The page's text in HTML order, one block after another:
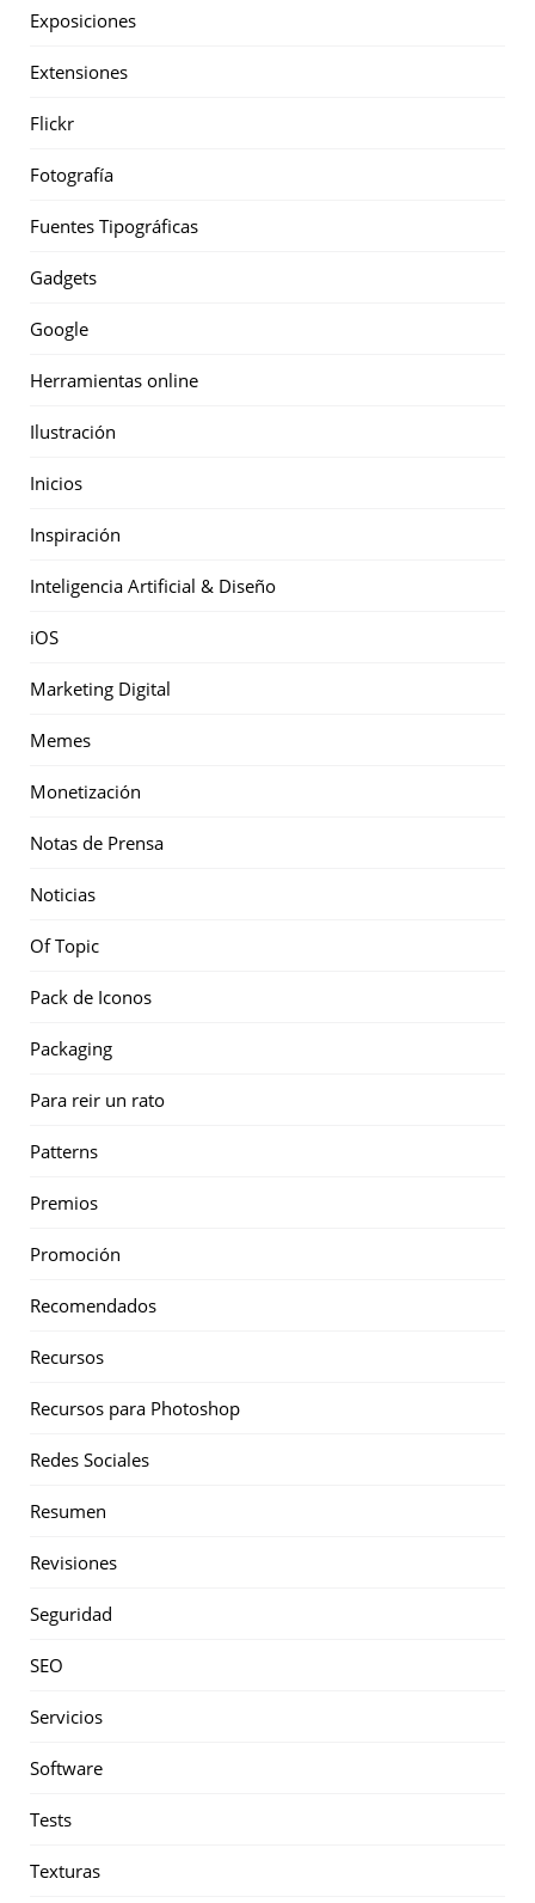
Exposiciones
Extensiones
Flickr
Fotografía
Fuentes Tipográficas
Gadgets
Google
Herramientas online
Ilustración
Inicios
Inspiración
Inteligencia Artificial & Diseño
iOS
Marketing Digital
Memes
Monetización
Notas de Prensa
Noticias
Of Topic
Pack de Iconos
Packaging
Para reir un rato
Patterns
Premios
Promoción
Recomendados
Recursos
Recursos para Photoshop
Redes Sociales
Resumen
Revisiones
Seguridad
SEO
Servicios
Software
Tests
Texturas